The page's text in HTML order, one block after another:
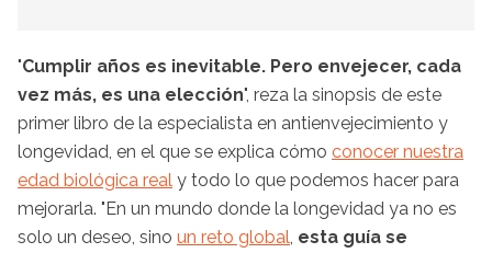
"Cumplir años es inevitable. Pero envejecer, cada
vez más, es una elección", reza la sinopsis de este
primer libro de la especialista en antienvejecimiento y
longevidad, en el que se explica cómo conocer nuestra
edad biológica real y todo lo que podemos hacer para
mejorarla. "En un mundo donde la longevidad ya no es
solo un deseo, sino un reto global, esta guía se